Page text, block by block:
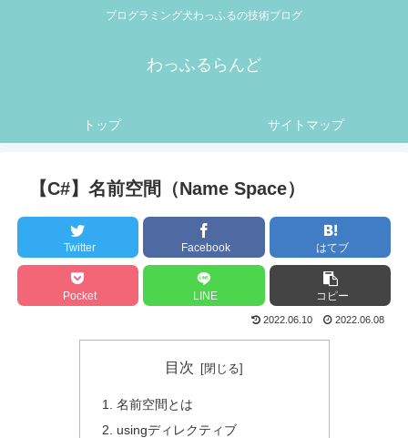
プログラミング犬わっふるの技術ブログ
わっふるらんど
トップ サイトマップ
【C#】名前空間（Name Space）
Twitter Facebook はてブ
Pocket LINE コピー
2022.06.10 2022.06.08
目次
名前空間とは
usingディレクティブ